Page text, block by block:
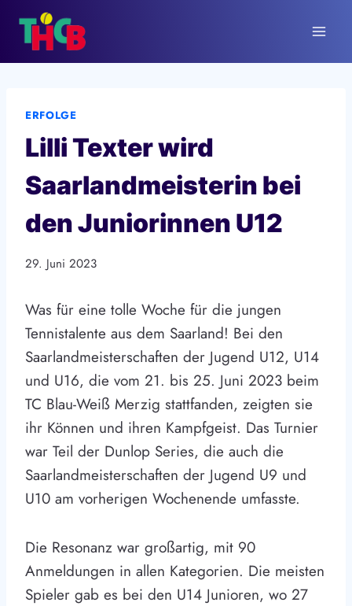
springen
ERFOLGE
Lilli Texter wird
Saarlandmeisterin bei
den Juniorinnen U12
29. Juni 2023
Was für eine tolle Woche für die jungen
Tennistalente aus dem Saarland! Bei den
Saarlandmeisterschaften der Jugend U12, U14
und U16, die vom 21. bis 25. Juni 2023 beim
TC Blau-Weiß Merzig stattfanden, zeigten sie
ihr Können und ihren Kampfgeist. Das Turnier
war Teil der Dunlop Series, die auch die
Saarlandmeisterschaften der Jugend U9 und
U10 am vorherigen Wochenende umfasste.
Die Resonanz war großartig, mit 90
Anmeldungen in allen Kategorien. Die meisten
Spieler gab es bei den U14 Junioren, wo 27